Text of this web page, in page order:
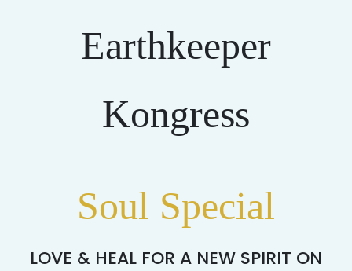
Earthkeeper
Kongress
Soul Special
LOVE & HEAL FOR A NEW SPIRIT ON